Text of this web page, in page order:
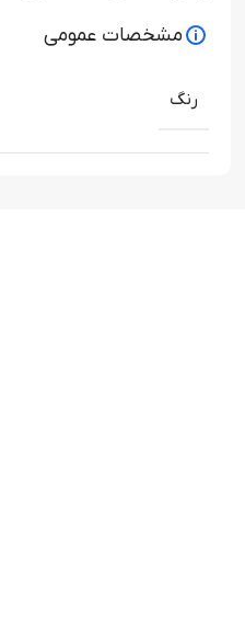
مشخصات عمومی
رنگ